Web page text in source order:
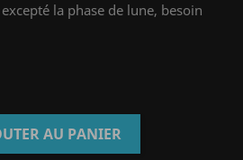
la phase de lune, besoin
AU PANIER